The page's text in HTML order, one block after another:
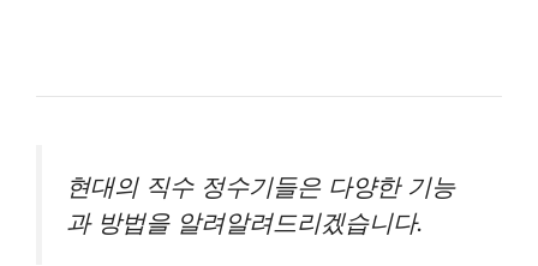
현대의 직수 정수기들은 다양한 기능
과 방법을 알려알려드리겠습니다.